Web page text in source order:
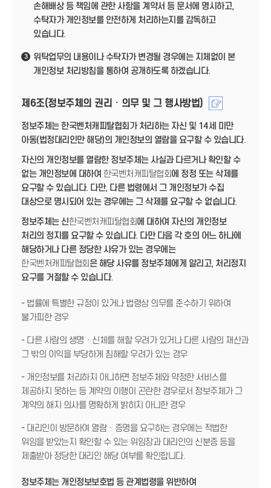
손해배상 등 책임에 관한 사항을 계약서 등 문서에 명시하고,
수탁자가 개인정보를 안전하게 처리하는지를 감독하고
있습니다.
3
위탁업무의 내용이나 수탁자가 변경될 경우에는 지체없이 본
개인정보 처리방침을 통하여 공개하도록 하겠습니다.
제6조(정보주체의 권리ㆍ의무 및 그 행사방법)
정보주체는 한국벤처캐피탈협회가 처리하는 자신 및 14세 미만
아동(법정대리인만 해당)의 개인정보의 열람을 요구할 수 있습니다.
자신의 개인정보를 열람한 정보주체는 사실과 다르거나 확인할 수
없는 개인정보에 대하여 한국벤처캐피탈협회에 정정 또는 삭제를
요구할 수 있습니다. 다만, 다른 법령에서 그 개인정보가 수집
대상으로 명시되어 있는 경우에는 그 삭제를 요구할 수 없습니다.
정보주체는 신한국벤처캐피탈협회에 대하여 자신의 개인정보
처리의 정지를 요구할 수 있습니다. 다만 다음 각 호의 어느 하나에
해당하거나 다른 정당한 사유가 있는 경우에는
한국벤처캐피탈협회은 해당 사유를 정보주체에게 알리고, 처리정지
요구를 거절할 수 있습니다.
- 법률에 특별한 규정이 있거나 법령상 의무를 준수하기 위하여
불가피한 경우
- 다른 사람의 생명ㆍ신체를 해할 우려가 있거나 다른 사람의 재산과
그 밖의 이익을 부당하게 침해할 우려가 있는 경우
- 개인정보를 처리하지 아니하면 정보주체와 약정한 서비스를
제공하지 못하는 등 계약의 이행이 곤란한 경우로서 정보주체가 그
계약의 해지 의사를 명확하게 밝히지 아니한 경우
- 대리인이 방문하여 열람ㆍ증명을 요구하는 경우에는 적법한
위임을 받았는지 확인할 수 있는 위임장과 대리인의 신분증 등을
제출받아 정당한 대리인 해당 여부를 확인합니다.
정보주체는 개인정보보호법 등 관계법령을 위반하여